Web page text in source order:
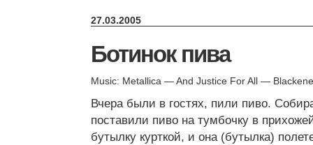
27.03.2005
Ботинок пива
Music: Metallica — And Justice For All —
Вчера были в гостях, пили пиво.
поставили пиво на тумбочку в
бутылку курткой, и она (бутылка)